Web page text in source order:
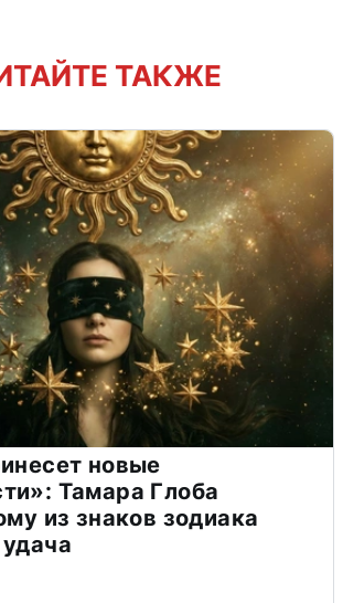
ТАКЖЕ
новые
Тамара Глоба
из знаков зодиака